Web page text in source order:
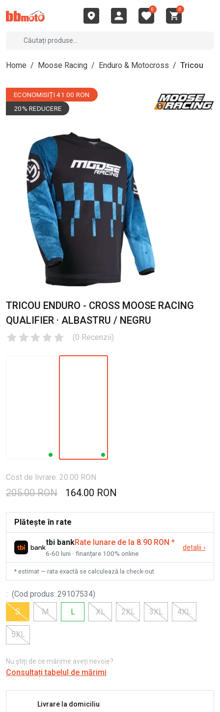
0 0
Home / Moose Racing / Enduro & Motocross / Tricou
ECONOMISIȚI 41.00 RON
20% REDUCERE
TRICOU ENDURO - CROSS MOOSE RACING
QUALIFIER · ALBASTRU / NEGRU
(0 Recenzii)
Cost de livrare: 20.00 RON
205.00 RON 164.00 RON
Plătește în rate
tbi bankRate lunare de la 8.90 RON *
6-60 luni · finanțare 100% online
detalii ›
* estimat — rata exactă se calculează la check-out
: (Cod produs: 29107534)
S
M L XL 2XL 3XL 4XL
5XL
Nu știți de ce mărime aveți nevoie?
Consultați tabelul de mărimi
Livrare la domiciliu